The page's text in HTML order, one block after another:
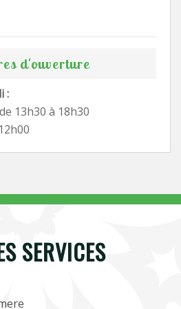
d'ouverture
:
13h30 à 18h30
SERVICES